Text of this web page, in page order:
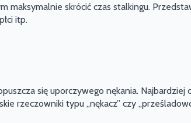
maksymalnie skrócić czas stalkingu.
itp.
się uporczywego nękania. Najbardziej
rzeczowniki typu „nękacz” czy